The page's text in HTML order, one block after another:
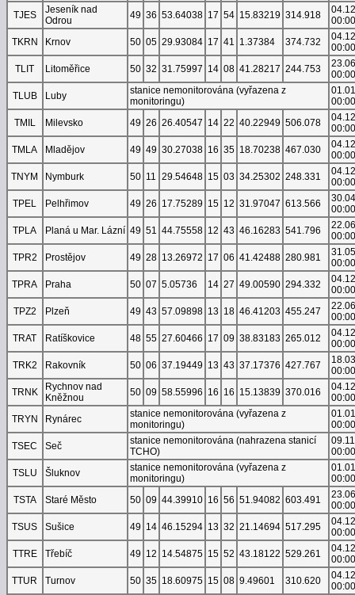
TJES
Jeseník nad
Odrou
49 36 53.64038 17 54 15.83219 314.918
00:00
TKRN
Krnov 50 05 29.93084 17 41 1.37384 374.732
00:00
TLIT
Litoměřice 50 32 31.75997 14 08 41.28217 244.753
00:00
TLUB
Luby
stanice nemonitorována (vyřazena z
monitoringu)
00:00
TMIL
Milevsko 49 26 26.40547 14 22 40.22949 506.078
00:00
TMLA
Mladějov 49 49 30.27038 16 35 18.70238 467.030
00:00
TNYM
Nymburk 50 11 29.54648 15 03 34.25302 248.331
00:00
TPEL
Pelhřimov 49 26 17.75289 15 12 31.97047 613.566
00:00
TPLA
Planá u Mar. Lázní 49 51 44.75558 12 43 46.16283 541.796
00:00
TPR2
Prostějov 49 28 13.26972 17 06 41.42488 280.981
00:00
TPRA
Praha 50 07 5.05736 14 27 49.00590 294.332
00:00
TPZ2
Plzeň 49 43 57.09898 13 18 46.41203 455.247
00:00
TRAT
Ratíškovice 48 55 27.60466 17 09 38.83183 265.012
00:00
TRK2
Rakovník 50 06 37.19449 13 43 37.17376 427.767
00:00
TRNK
Rychnov nad
Kněžnou
50 09 58.55996 16 16 15.13839 370.016
00:00
TRYN
Rynárec
stanice nemonitorována (vyřazena z
monitoringu)
00:00
TSEC
Seč
stanice nemonitorována (nahrazena stanicí
TCHO)
00:00
TSLU
Šluknov
stanice nemonitorována (vyřazena z
monitoringu)
00:00
TSTA
Staré Město 50 09 44.39910 16 56 51.94082 603.491
00:00
TSUS
Sušice 49 14 46.15294 13 32 21.14694 517.295
00:00
TTRE
Třebíč 49 12 14.54875 15 52 43.18122 529.261
00:00
TTUR
Turnov 50 35 18.60975 15 08 9.49601 310.620
00:00